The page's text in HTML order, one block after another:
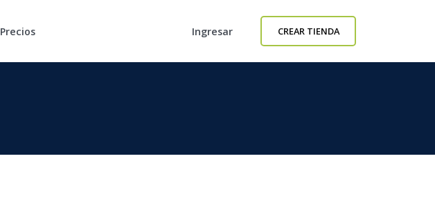
Precios Ingresar CREAR TIENDA